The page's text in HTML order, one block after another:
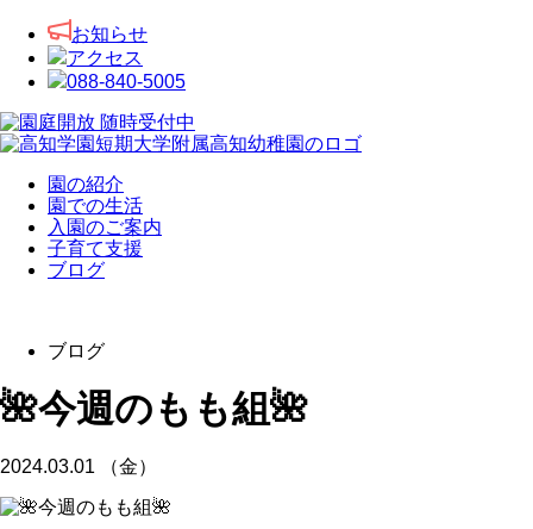
お知らせ
アクセス
088-840-5005
園の紹介
園での生活
入園のご案内
子育て支援
ブログ
ブログ
🌺今週のもも組🌺
2024.03.01 （金）